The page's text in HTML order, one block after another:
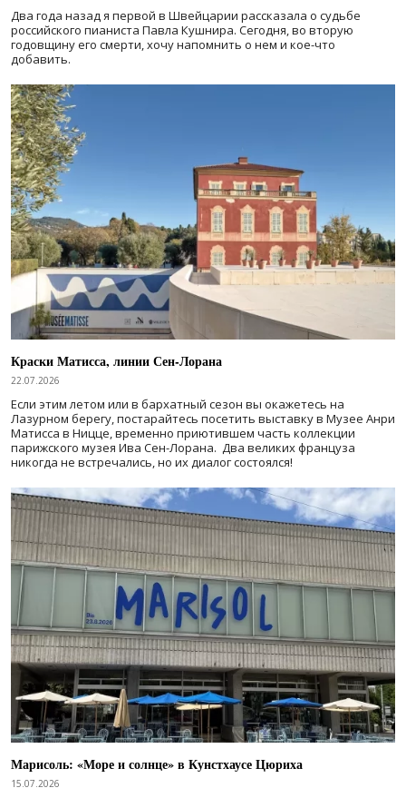
Два года назад я первой в Швейцарии рассказала о судьбе
российского пианиста Павла Кушнира. Сегодня, во вторую
годовщину его смерти, хочу напомнить о нем и кое-что
добавить.
Краски Матисса, линии Сен-Лорана
22.07.2026
Если этим летом или в бархатный сезон вы окажетесь на
Лазурном берегу, постарайтесь посетить выставку в Музее Анри
Матисса в Ницце, временно приютившем часть коллекции
парижского музея Ива Сен-Лорана. Два великих француза
никогда не встречались, но их диалог состоялся!
Марисоль: «Море и солнце» в Кунстхаусе Цюриха
15.07.2026